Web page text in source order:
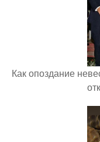
Как опоздание